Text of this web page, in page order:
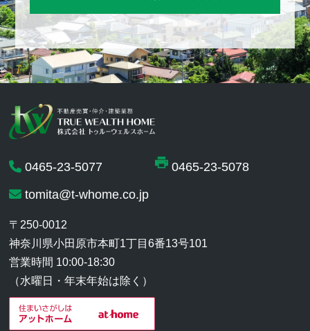
0465-23-5077
0465-23-5078
tomita@t-whome.co.jp
〒250-0012
神奈川県小田原市本町1丁目6番13号101
営業時間 10:00-18:30
（水曜日・年末年始は除く）